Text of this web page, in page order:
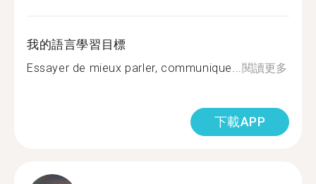
我的語言學習目標
Essayer de mieux parler, communique... 閱讀更多
下載APP